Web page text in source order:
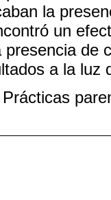
la
un
presencia de
a la luz
Prácticas